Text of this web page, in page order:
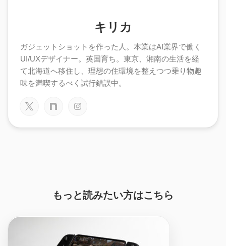
キリカ
ガジェットショットを作った人。本業はAI業界で働く
UI/UXデザイナー。英国育ち。東京、湘南の生活を経
て北海道へ移住し、理想の住環境を整えつつ乗り物趣
味を満喫するべく試行錯誤中。
もっと読みたい方はこちら